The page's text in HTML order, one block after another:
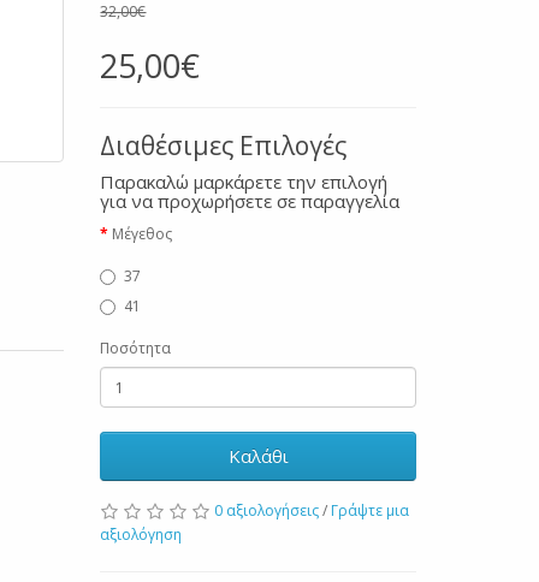
32,00€
25,00€
Διαθέσιμες Επιλογές
Παρακαλώ μαρκάρετε την επιλογή
για να προχωρήσετε σε παραγγελία
Μέγεθος
37
41
Ποσότητα
Καλάθι
0 αξιολογήσεις/ Γράψτε μια
αξιολόγηση